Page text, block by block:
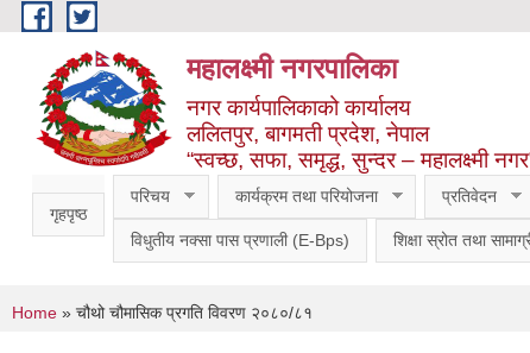
Skip to main content
महालक्ष्मी नगरपालिका
नगर कार्यपालिकाको कार्यालय
ललितपुर, बागमती प्रदेश, नेपाल
“स्वच्छ, सफा, समृद्ध, सुन्दर – महालक्ष्मी
गृहपृष्ठ
परिचय कार्यक्रम तथा परियोजना प्रतिवेदन
विधुतीय नक्सा पास प्रणाली (E-Bps) शिक्षा स्रोत तथा
You are here
Home » चौथो चौमासिक प्रगति विवरण २०८०/८१